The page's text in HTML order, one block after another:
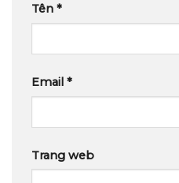
Tên *
Email *
Trang web